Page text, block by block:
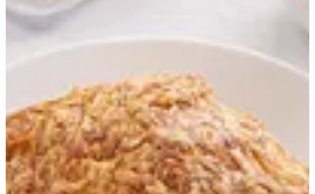
كرواسون جبنة
تعليمات خاصة
أضف للسلَة